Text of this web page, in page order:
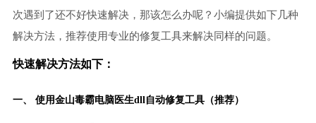
次遇到了还不好快速解决，那该怎么办呢？小编提供如下几种
解决方法，推荐使用专业的修复工具来解决同样的问题。
快速解决方法如下：
一、 使用金山毒霸电脑医生dll自动修复工具（推荐）